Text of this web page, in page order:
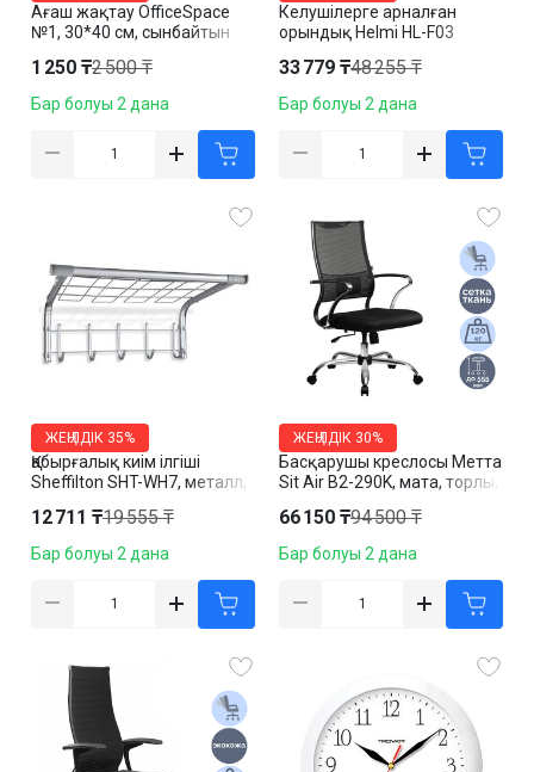
Ағаш жақтау OfficeSpace
№1, 30*40 см, сынбайтын
1 250 ₸2 500 ₸
Бар болуы 2 дана
Келушілерге арналған
орындық Helmi HL-F03
қара
33 779 ₸48 255 ₸
Бар болуы 2 дана
Қабырғалық киім ілгіші
Sheffilton SHT-WH7, металл,
ЖЕҢІЛДІК 35%
12 711 ₸19 555 ₸
Бар болуы 2 дана
Басқарушы креслосы Метта
Sit Air B2-290K, мата, торлы,
ЖЕҢІЛДІК 30%
66 150 ₸94 500 ₸
Бар болуы 2 дана